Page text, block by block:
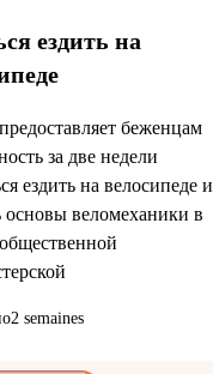
ездить на
беженцам
за две недели
ездить на велосипеде и
основы веломеханики в
2 semaines